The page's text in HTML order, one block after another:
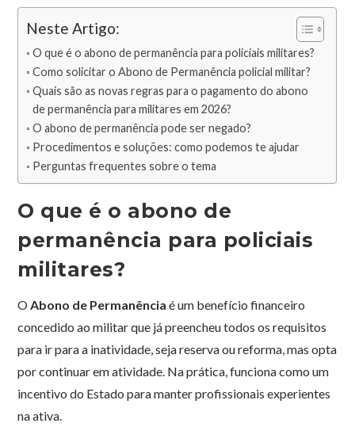
Neste Artigo:
O que é o abono de permanência para policiais militares?
Como solicitar o Abono de Permanência policial militar?
Quais são as novas regras para o pagamento do abono
de permanência para militares em 2026?
O abono de permanência pode ser negado?
Procedimentos e soluções: como podemos te ajudar
Perguntas frequentes sobre o tema
O que é o abono de
permanência para policiais
militares?
O Abono de Permanência é um benefício financeiro
concedido ao militar que já preencheu todos os requisitos
para ir para a inatividade, seja reserva ou reforma, mas opta
por continuar em atividade. Na prática, funciona como um
incentivo do Estado para manter profissionais experientes
na ativa.